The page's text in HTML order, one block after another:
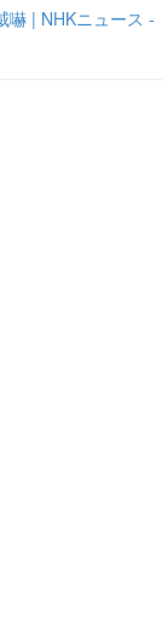
嚇 | NHKニュース -